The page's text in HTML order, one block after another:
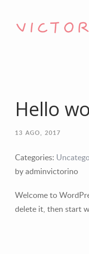
Hello
13 AGO, 2017
Categories:
by adminvictorino
Welcome to
delete it, then start